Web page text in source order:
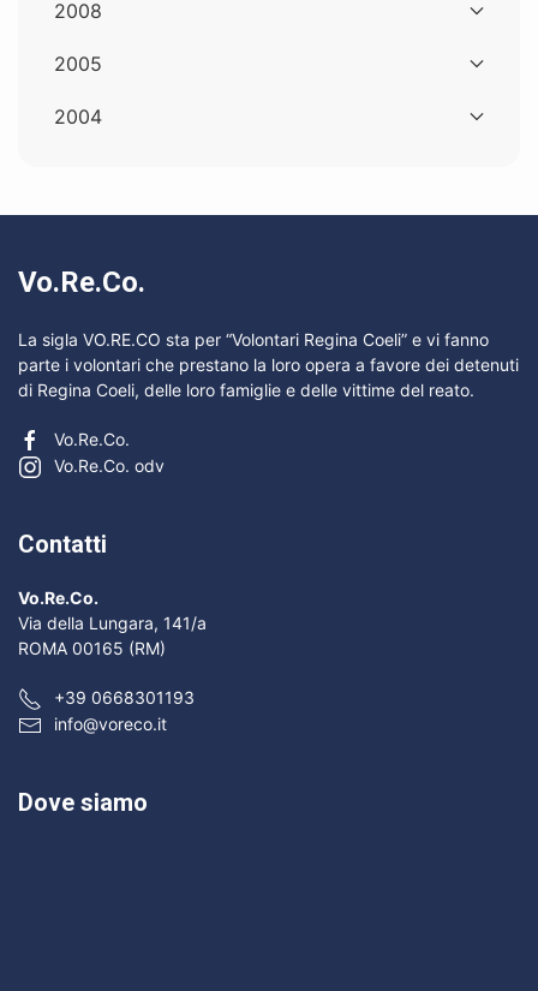
2008
2005
2004
Vo.Re.Co.
La sigla VO.RE.CO sta per “Volontari Regina Coeli” e vi fanno
parte i volontari che prestano la loro opera a favore dei detenuti
di Regina Coeli, delle loro famiglie e delle vittime del reato.
Vo.Re.Co.
Vo.Re.Co. odv
Contatti
Vo.Re.Co.
Via della Lungara, 141/a
ROMA 00165 (RM)
+39 0668301193
info@voreco.it
Dove siamo